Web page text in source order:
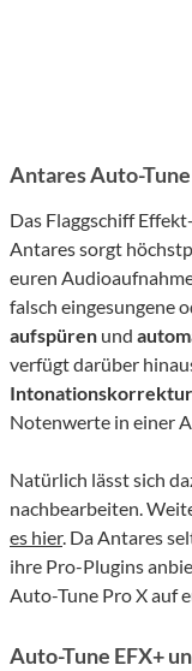
Antares Auto-
Das Flaggschiff
Antares sorgt
euren
falsch eingesungene
aufspüren und
verfügt darüber
Intonationskorrektur
Notenwerte in einer
Natürlich lässt sich
nachbearbeiten.
es hier. Da Antares
ihre Pro-Plugins
Auto-Tune Pro X auf
Auto-Tune EFX+